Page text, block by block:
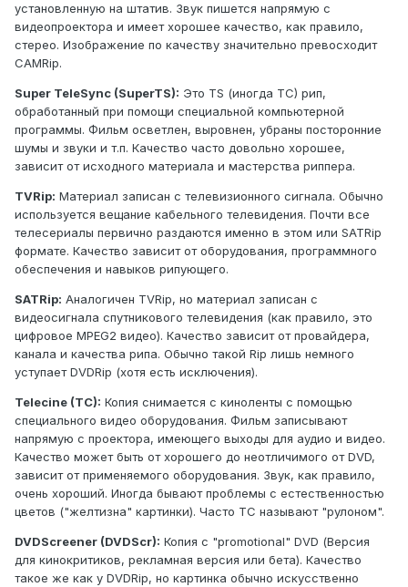
установленную на штатив. Звук пишется напрямую с
видеопроектора и имеет хорошее качество, как правило,
стерео. Изображение по качеству значительно превосходит
CAMRip.
Super TeleSync (SuperTS): Это TS (иногда TC) рип,
обработанный при помощи специальной компьютерной
программы. Фильм осветлен, выровнен, убраны посторонние
шумы и звуки и т.п. Качество часто довольно хорошее,
зависит от исходного материала и мастерства риппера.
TVRip: Материал записан с телевизионного сигнала. Обычно
используется вещание кабельного телевидения. Почти все
телесериалы первично раздаются именно в этом или SATRip
формате. Качество зависит от оборудования, программного
обеспечения и навыков рипующего.
SATRip: Аналогичен TVRip, но материал записан с
видеосигнала спутникового телевидения (как правило, это
цифровое MPEG2 видео). Качество зависит от провайдера,
канала и качества рипа. Обычно такой Rip лишь немного
уступает DVDRip (хотя есть исключения).
Telecine (TC): Копия снимается с киноленты c помощью
специального видео оборудования. Фильм записывают
напрямую с проектора, имеющего выходы для аудио и видео.
Качество может быть от хорошего до неотличимого от DVD,
зависит от применяемого оборудования. Звук, как правило,
очень хороший. Иногда бывают проблемы с естественностью
цветов ("желтизна" картинки). Часто ТС называют "рулоном".
DVDScreener (DVDScr): Копия c "promotional" DVD (Версия
для кинокритиков, рекламная версия или бета). Качество
такое же как у DVDRip, но картинка обычно искусственно